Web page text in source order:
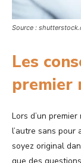
Source :
Les
premier
Lors d’un
l’autre sans
soyez original
que des